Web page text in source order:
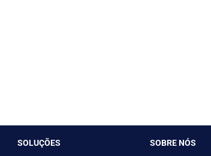
SOLUÇÕES SOBRE NÓS